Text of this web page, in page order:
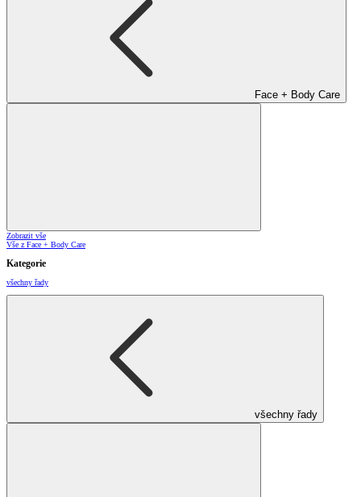
Face + Body Care
Zobrazit vše
Vše z Face + Body Care
Kategorie
všechny řady
všechny řady